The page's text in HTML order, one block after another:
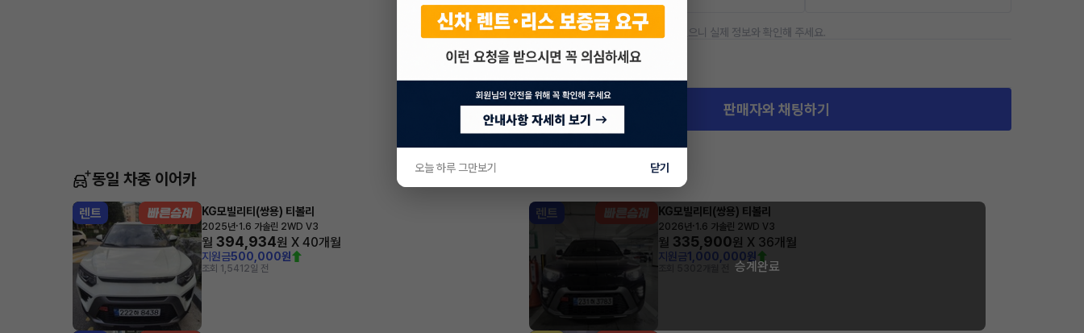
* 본 정보는 지자체마다 다를 수 있으니 실제 정보와 확인해 주세요.
차량 위치
경기 구리시 토평동
판매자와 채팅하기
동일 차종 이어카
렌트 KG모빌리티(쌍용) 티볼리
2025년·1.6 가솔린 2WD V3
월 394,934원 X 40개월
지원금500,000원
조회 1,541 2일 전
렌트 KG모빌리티(쌍용) 티볼리
2026년· 1.6 가솔린 2WD V3
월 335,900원 X 36개월
지원금1,000,000원
승계완료
오늘 하루 그만보기 닫기